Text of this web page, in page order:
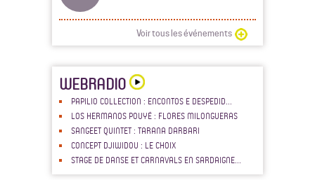
Voir tous les événements
WEBRADIO
PAPILIO COLLECTION : ENCONTOS E DESPEDID...
LOS HERMANOS POUYÉ : FLORES MILONGUERAS
SANGEET QUINTET : TARANA DARBARI
CONCEPT DJIWIDOU : LE CHOIX
STAGE DE DANSE ET CARNAVALS EN SARDAIGNE...